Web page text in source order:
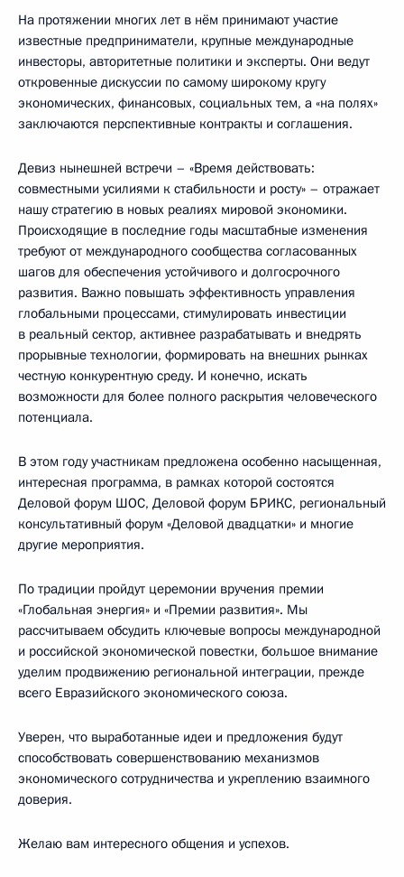
На протяжении многих лет в нём принимают участие
известные предприниматели, крупные международные
инвесторы, авторитетные политики и эксперты. Они ведут
откровенные дискуссии по самому широкому кругу
экономических, финансовых, социальных тем, а «на полях»
заключаются перспективные контракты и соглашения.
Девиз нынешней встречи – «Время действовать:
совместными усилиями к стабильности и росту» – отражает
нашу стратегию в новых реалиях мировой экономики.
Происходящие в последние годы масштабные изменения
требуют от международного сообщества согласованных
шагов для обеспечения устойчивого и долгосрочного
развития. Важно повышать эффективность управления
глобальными процессами, стимулировать инвестиции
в реальный сектор, активнее разрабатывать и внедрять
прорывные технологии, формировать на внешних рынках
честную конкурентную среду. И конечно, искать
возможности для более полного раскрытия человеческого
потенциала.
В этом году участникам предложена особенно насыщенная,
интересная программа, в рамках которой состоятся
Деловой форум ШОС, Деловой форум БРИКС, региональный
консультативный форум «Деловой двадцатки» и многие
другие мероприятия.
По традиции пройдут церемонии вручения премии
«Глобальная энергия» и «Премии развития». Мы
рассчитываем обсудить ключевые вопросы международной
и российской экономической повестки, большое внимание
уделим продвижению региональной интеграции, прежде
всего Евразийского экономического союза.
Уверен, что выработанные идеи и предложения будут
способствовать совершенствованию механизмов
экономического сотрудничества и укреплению взаимного
доверия.
Желаю вам интересного общения и успехов.